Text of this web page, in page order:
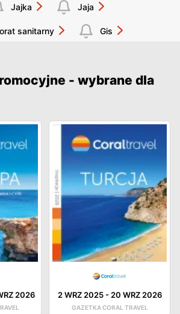
Jajka Jaja
sanitarny Gis
- wybrane dla
2026 2 WRZ 2025- 20 WRZ 2026
GAZETKA CORAL TRAVEL